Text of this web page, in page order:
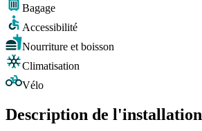
Bagage
Accessibilité
Nourriture et boisson
Climatisation
Vélo
Description de l'installation